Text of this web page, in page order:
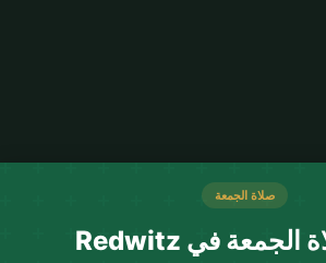
صلاة الجمعة
وقت صلاة الجمعة في Redwitz